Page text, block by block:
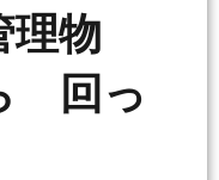
物
回っ